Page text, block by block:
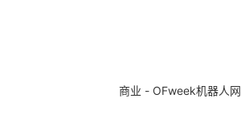
商业 - OFweek机器人网